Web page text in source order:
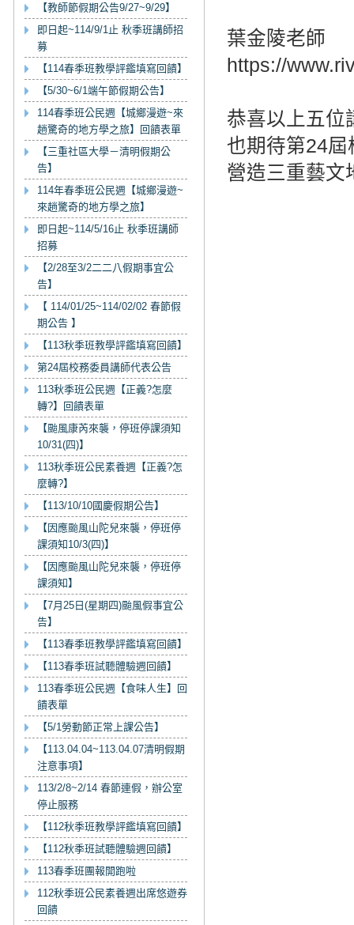
【教師節假期公告9/27~9/29】
即日起~114/9/1止 秋季班講師招
募
【114春季班教學評鑑填寫回饋】
【5/30~6/1端午節假期公告】
114春季班公民週【城鄉漫遊~來
趟驚奇的地方學之旅】回饋表單
【三重社區大學－清明假期公
告】
114年春季班公民週【城鄉漫遊~
來趟驚奇的地方學之旅】
即日起~114/5/16止 秋季班講師
招募
【2/28至3/2二二八假期事宜公
告】
【 114/01/25~114/02/02 春節假
期公告 】
【113秋季班教學評鑑填寫回饋】
第24屆校務委員講師代表公告
113秋季班公民週【正義?怎麼
轉?】回饋表單
【颱風康芮來襲，停班停課須知
10/31(四)】
113秋季班公民素養週【正義?怎
麼轉?】
【113/10/10國慶假期公告】
【因應颱風山陀兒來襲，停班停
課須知10/3(四)】
【因應颱風山陀兒來襲，停班停
課須知】
【7月25日(星期四)颱風假事宜公
告】
【113春季班教學評鑑填寫回饋】
【113春季班試聽體驗週回饋】
113春季班公民週【食味人生】回
饋表單
【5/1勞動節正常上課公告】
【113.04.04~113.04.07清明假期
注意事項】
113/2/8~2/14 春節連假，辦公室
停止服務
【112秋季班教學評鑑填寫回饋】
【112秋季班試聽體驗週回饋】
113春季班團報開跑啦
112秋季班公民素養週出席悠遊券
回饋
葉金陵老師
https://
恭喜以上五位
也期待第24
營造三重藝文